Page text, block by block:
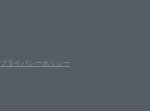
プライバシーポリシー